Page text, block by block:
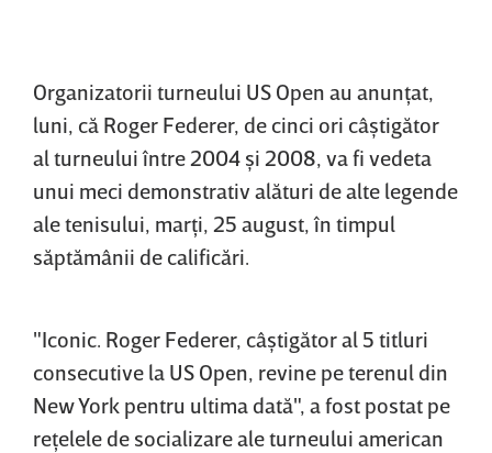
Organizatorii turneului US Open au anunţat,
luni, că Roger Federer, de cinci ori câştigător
al turneului între 2004 şi 2008, va fi vedeta
unui meci demonstrativ alături de alte legende
ale tenisului, marţi, 25 august, în timpul
săptămânii de calificări.
"Iconic. Roger Federer, câştigător al 5 titluri
consecutive la US Open, revine pe terenul din
New York pentru ultima dată", a fost postat pe
reţelele de socializare ale turneului american